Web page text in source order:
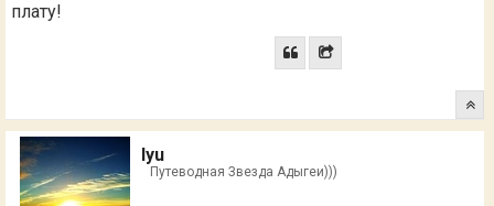
плату!
lyu
Путеводная Звезда Адыгеи)))